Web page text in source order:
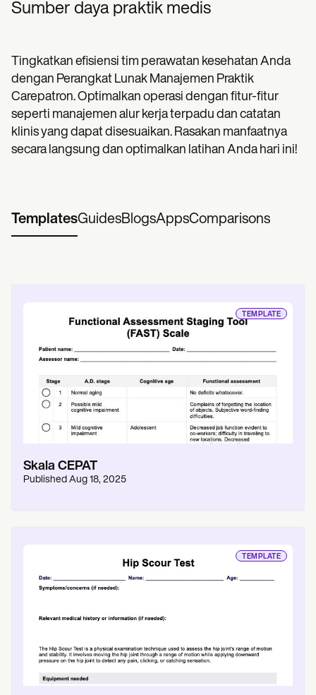
Sumber daya praktik medis
Tingkatkan efisiensi tim perawatan kesehatan Anda
dengan Perangkat Lunak Manajemen Praktik
Carepatron. Optimalkan operasi dengan fitur-fitur
seperti manajemen alur kerja terpadu dan catatan
klinis yang dapat disesuaikan. Rasakan manfaatnya
secara langsung dan optimalkan latihan Anda hari ini!
TemplatesGuidesBlogsAppsComparisons
TEMPLATE
Skala CEPAT
Published Aug 18, 2025
TEMPLATE